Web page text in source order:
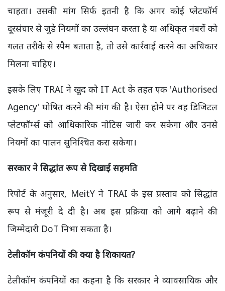
चाहता। उसकी मांग सिर्फ इतनी है कि अगर कोई प्लेटफॉर्म
दूरसंचार से जुड़े नियमों का उल्लंघन करता है या अधिकृत नंबरों को
गलत तरीके से स्पैम बताता है, तो उसे कार्रवाई करने का अधिकार
मिलना चाहिए।
इसके लिए TRAI ने खुद को IT Act के तहत एक 'Authorised
Agency' घोषित करने की मांग की है। ऐसा होने पर वह डिजिटल
प्लेटफॉर्म्स को आधिकारिक नोटिस जारी कर सकेगा और उनसे
नियमों का पालन सुनिश्चित करा सकेगा।
सरकार ने सिद्धांत रूप से दिखाई सहमति
रिपोर्ट के अनुसार, MeitY ने TRAI के इस प्रस्ताव को सिद्धांत
रूप से मंजूरी दे दी है। अब इस प्रक्रिया को आगे बढ़ाने की
जिम्मेदारी DoT निभा सकता है।
टेलीकॉम कंपनियों की क्या है शिकायत?
टेलीकॉम कंपनियों का कहना है कि सरकार ने व्यावसायिक और